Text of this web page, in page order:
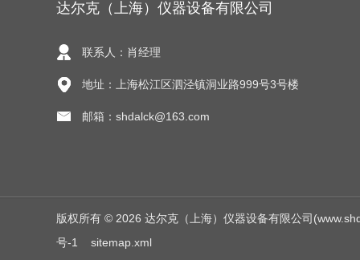
达尔克（上海）仪器设备有限公司
联系人：肖经理
地址：上海松江区泗泾镇洞业路999号3号楼
邮箱：shdalck@163.com
版权所有 © 2026 达尔克（上海）仪器设备有限公司
号-1
sitemap.xml